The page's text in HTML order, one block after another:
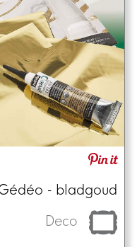
- bladgoud
Deco